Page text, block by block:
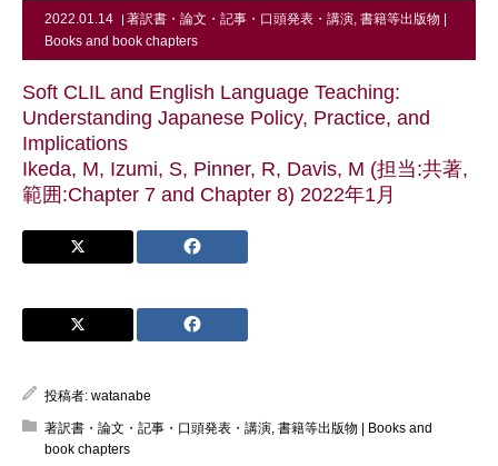
2022.01.14 著訳書・論文・記事・口頭発表・講演, 書籍等出版物 |
Books and book chapters
Soft CLIL and English Language Teaching:
Understanding Japanese Policy, Practice, and
Implications
Ikeda, M, Izumi, S, Pinner, R, Davis, M (担当:共著,
範囲:Chapter 7 and Chapter 8) 2022年1月
投稿者: watanabe
著訳書・論文・記事・口頭発表・講演, 書籍等出版物 | Books and
book chapters
外国語学習用資料
プロフィール Profile
近況 Updates